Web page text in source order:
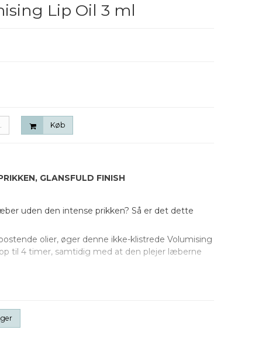
Lip Oil 3 ml
Køb
GLANSFULD FINISH
uden den intense prikken? Så er det dette
olier, øger denne ikke-klistrede Volumising
til 4 timer, samtidig med at den plejer læberne
varmefornemmelse. Dette øger
resulterer i fyldigere og mere fyldige læber.